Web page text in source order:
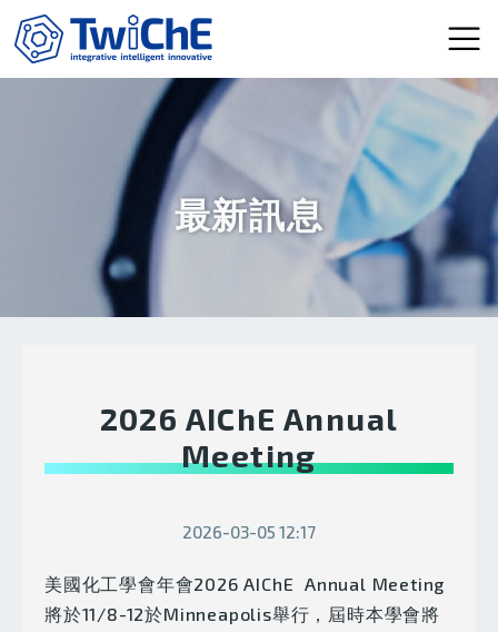
移至主內容
最新訊息
2026 AIChE Annual
Meeting
2026-03-05 12:17
美國化工學會年會2026 AIChE Annual Meeting
將於11/8-12於Minneapolis舉行，屆時本學會將